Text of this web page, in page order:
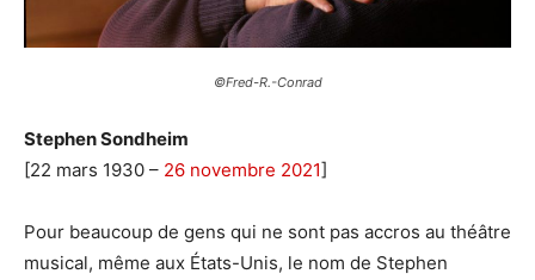
©Fred-R.-Conrad
Stephen Sondheim
[22 mars 1930 – 26 novembre 2021]
Pour beaucoup de gens qui ne sont pas accros au théâtre
musical, même aux États-Unis, le nom de Stephen